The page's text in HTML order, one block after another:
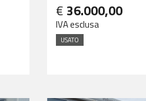
€ 36.000,00
IVA esclusa
USATO